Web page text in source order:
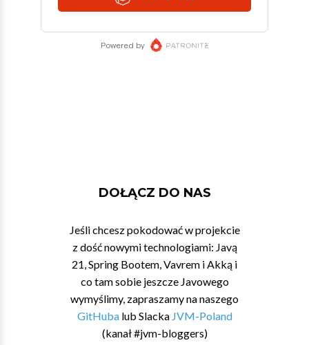
DOŁĄCZ DO NAS
Jeśli chcesz pokodować w projekcie
z dość nowymi technologiami: Javą
21, Spring Bootem, Vavrem i Akką i
co tam sobie jeszcze Javowego
wymyślimy, zapraszamy na naszego
GitHubalub Slacka JVM-Poland
(kanał #jvm-bloggers)